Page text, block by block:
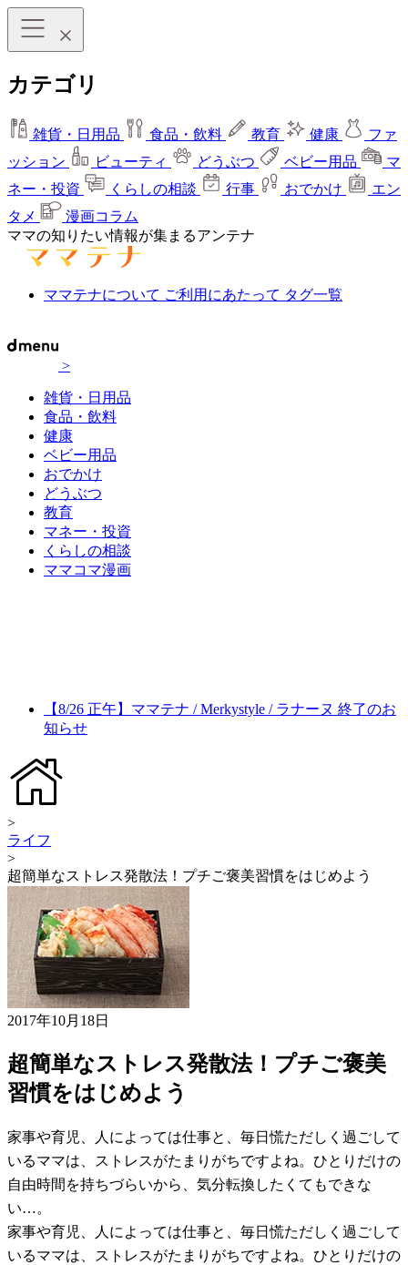
カテゴリ
雑貨・日用品 食品・飲料 教育 健康
ファ
ッション
ビューティ どうぶつ ベビー用品
マ
ネー・投資
くらしの相談 行事 おでかけ
エン
タメ
漫画コラム
ママの知りたい情報が集まるアンテナ
ママテナについて ご利用にあたって タグ一覧
>
雑貨・日用品
食品・飲料
健康
ベビー用品
おでかけ
どうぶつ
教育
マネー・投資
くらしの相談
ママコマ漫画
【8/26 正午】ママテナ / Merkystyle / ラナーヌ 終了のお
知らせ
>
ライフ
>
超簡単なストレス発散法！プチご褒美習慣をはじめよう
2017年10月18日
超簡単なストレス発散法！プチご褒美
習慣をはじめよう
家事や育児、人によっては仕事と、毎日慌ただしく過ごして
いるママは、ストレスがたまりがちですよね。ひとりだけの
自由時間を持ちづらいから、気分転換したくてもできな
い…。
家事や育児、人によっては仕事と、毎日慌ただしく過ごして
いるママは、ストレスがたまりがちですよね。ひとりだけの